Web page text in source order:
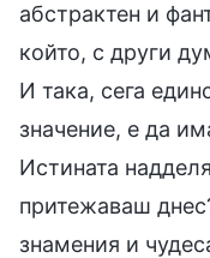
абстрактен и
който, с други
И така, сега
значение, е да
Истината
притежаваш
знамения и